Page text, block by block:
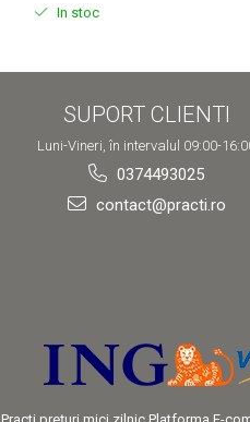
In stoc
SUPORT CLIENTI
Luni-Vineri, în intervalul 09:00-
0374493025
contact@practi.ro
Practi prețuri mici zilnic Platforma E-